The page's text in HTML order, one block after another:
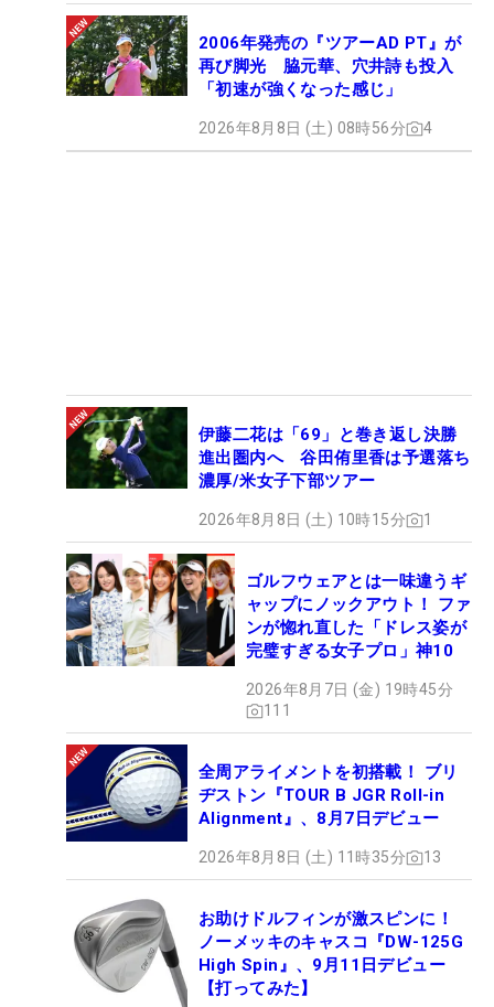
2006年発売の『ツアーAD PT』が
再び脚光 脇元華、穴井詩も投入
「初速が強くなった感じ」
2026年8月8日 (土) 08時56分 4
伊藤二花は「69」と巻き返し決勝
進出圏内へ 谷田侑里香は予選落ち
濃厚/米女子下部ツアー
2026年8月8日 (土) 10時15分 1
ゴルフウェアとは一味違うギ
ャップにノックアウト！ ファ
ンが惚れ直した「ドレス姿が
完璧すぎる女子プロ」神10
2026年8月7日 (金) 19時45分
111
全周アライメントを初搭載！ ブリ
ヂストン『TOUR B JGR Roll-in
Alignment』、8月7日デビュー
2026年8月8日 (土) 11時35分 13
お助けドルフィンが激スピンに！
ノーメッキのキャスコ『DW-125G
High Spin』、9月11日デビュー
【打ってみた】